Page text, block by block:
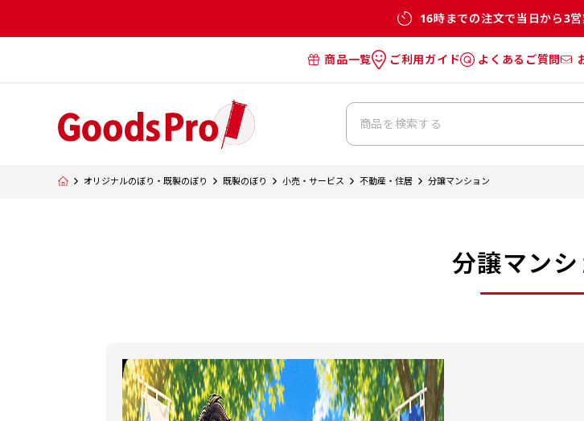
16時までの注文で当日から3
商品一覧
オリジナルのぼり
オリジナルタオル
横断幕・懸垂幕
ご利用ガイド
のぼりのご利用ガイド
Tシャツのご利用ガイド
よくあるご質問
のぼりのよくあるご質問
オリジナルのぼり・既製のぼり 既製のぼり 小売・サービス 不動産・住居 分譲マンション
分譲マンシ